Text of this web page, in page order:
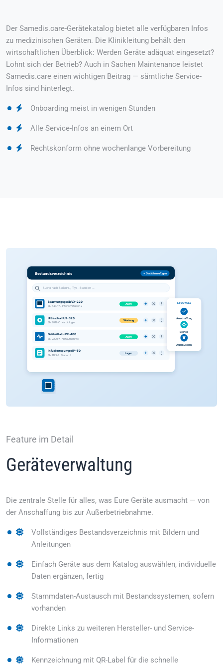
Der Samedis.care-Gerätekatalog bietet alle verfügbaren Infos
zu medizinischen Geräten. Die Klinikleitung behält den
wirtschaftlichen Überblick: Werden Geräte adäquat eingesetzt?
Lohnt sich der Betrieb? Auch in Sachen Maintenance leistet
Samedis.care einen wichtigen Beitrag — sämtliche Service-
Infos sind hinterlegt.
Onboarding meist in wenigen Stunden
Alle Service-Infos an einem Ort
Rechtskonform ohne wochenlange Vorbereitung
Feature im Detail
Geräteverwaltung
Die zentrale Stelle für alles, was Eure Geräte ausmacht — von
der Anschaffung bis zur Außerbetriebnahme.
Vollständiges Bestandsverzeichnis mit Bildern und
Anleitungen
Einfach Geräte aus dem Katalog auswählen, individuelle
Daten ergänzen, fertig
Stammdaten-Austausch mit Bestandssystemen, sofern
vorhanden
Direkte Links zu weiteren Hersteller- und Service-
Informationen
Kennzeichnung mit QR-Label für die schnelle